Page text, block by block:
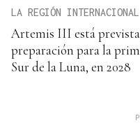
LA REGIÓN INTERNACIONAL
Artemis III está prevista
preparación para la
Sur de la Luna, en 2028